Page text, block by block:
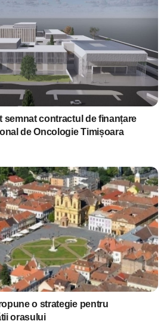
semnat contractul de finanțare
de Oncologie Timișoara
o strategie pentru
orașului